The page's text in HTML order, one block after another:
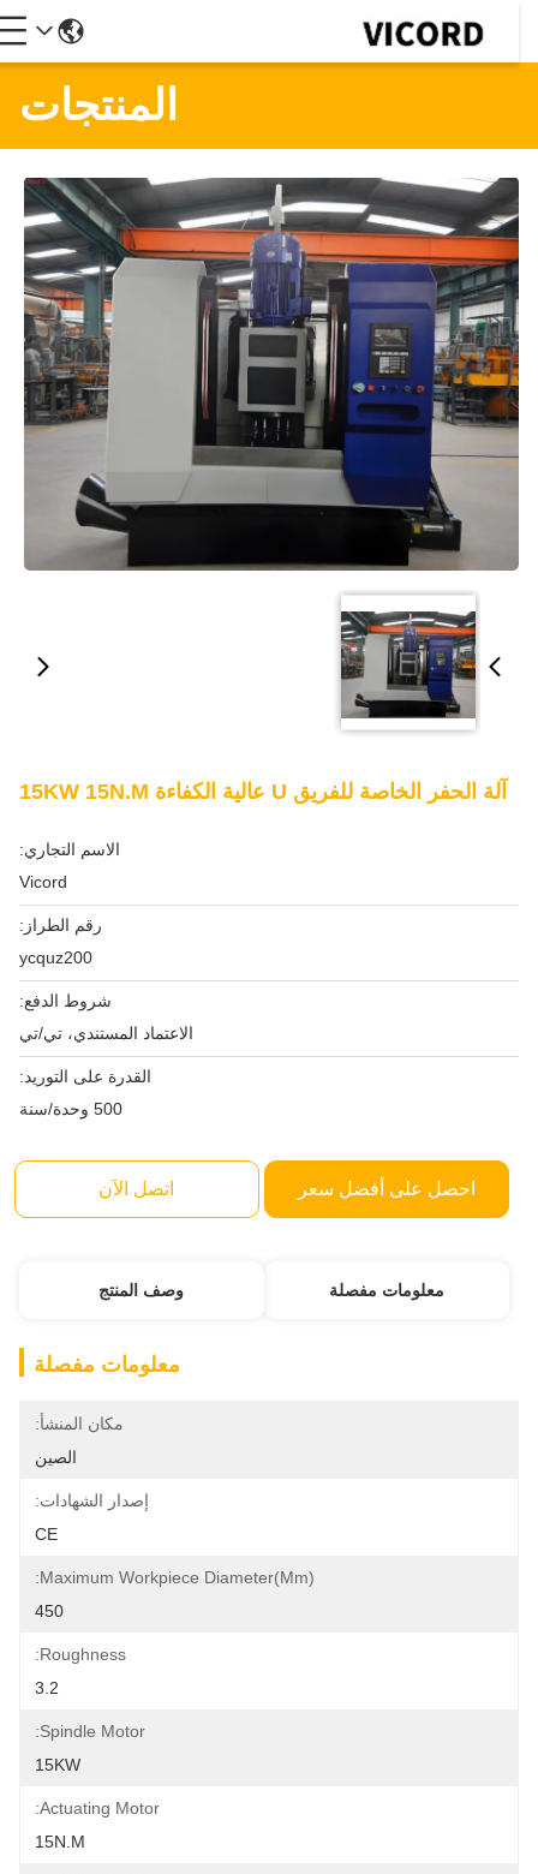
المنتجات
آلة الحفر الخاصة للفريق U عالية الكفاءة 15KW 15N.M
الاسم التجاري:
Vicord
رقم الطراز:
ycquz200
شروط الدفع:
الاعتماد المستندي، تي/تي
القدرة على التوريد:
500 وحدة/سنة
احصل على أفضل سعر اتصل الآن
معلومات مفصلة وصف المنتج
معلومات مفصلة
مكان المنشأ:
الصين
إصدار الشهادات:
CE
Maximum Workpiece Diameter(mm):
450
Roughness:
3.2
Spindle Motor:
15KW
Actuating Motor:
15N.m